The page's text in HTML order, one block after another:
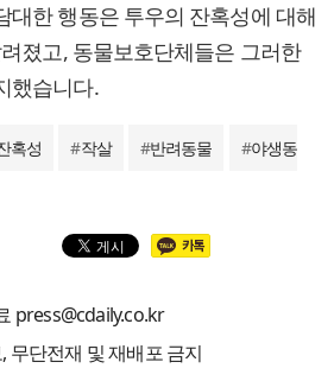
대한 행동은 투우의 잔혹성에 대해
졌고, 동물보호단체들은 그러한
했습니다.
혹성 #작살 #반려동물 #야생동
press@cdaily.co.kr
단전재 및 재배포 금지